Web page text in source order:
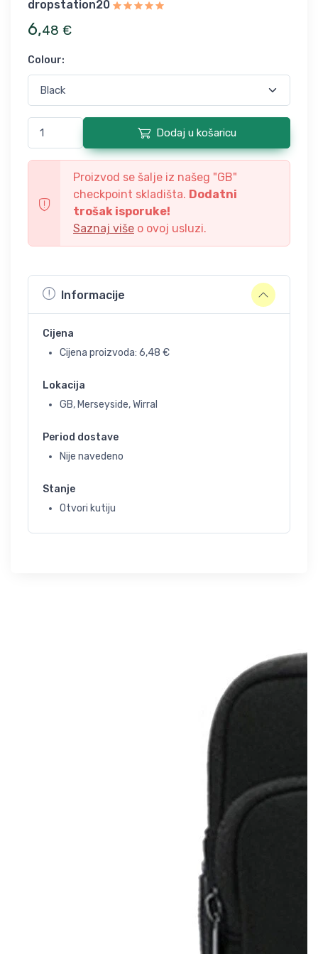
dropstation20
6,48 €
Colour:
Dodaj u košaricu
Proizvod se šalje iz našeg "GB"
checkpoint skladišta. Dodatni
trošak isporuke!
Saznaj više o ovoj usluzi.
Informacije
Cijena
Cijena proizvoda: 6,48 €
Lokacija
GB, Merseyside, Wirral
Period dostave
Nije navedeno
Stanje
Otvori kutiju